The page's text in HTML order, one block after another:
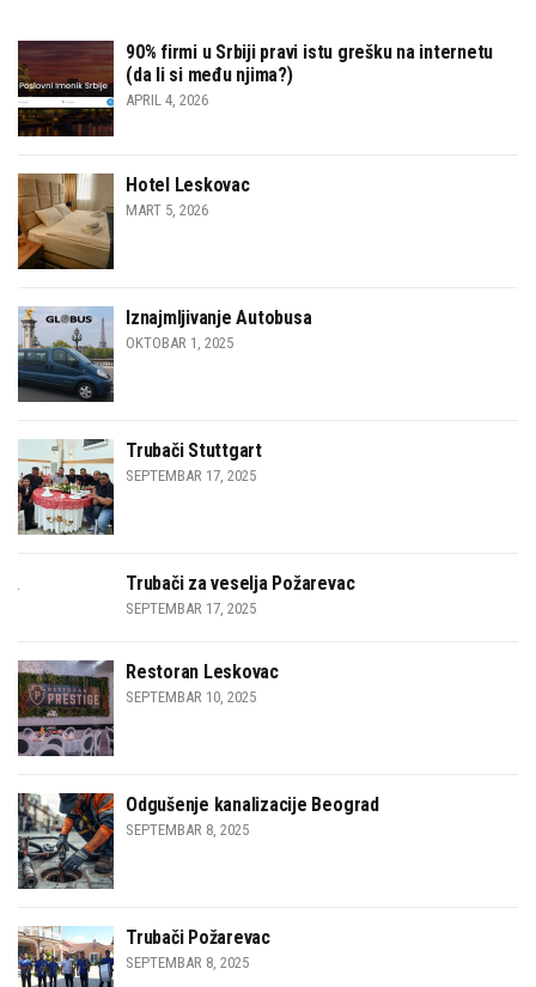
90% firmi u Srbiji pravi istu grešku na internetu
(da li si među njima?)
APRIL 4, 2026
Hotel Leskovac
MART 5, 2026
Iznajmljivanje Autobusa
OKTOBAR 1, 2025
Trubači Stuttgart
SEPTEMBAR 17, 2025
Trubači za veselja Požarevac
SEPTEMBAR 17, 2025
Restoran Leskovac
SEPTEMBAR 10, 2025
Odgušenje kanalizacije Beograd
SEPTEMBAR 8, 2025
Trubači Požarevac
SEPTEMBAR 8, 2025